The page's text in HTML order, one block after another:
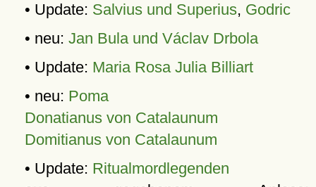
• Update: Salvius und Superius, Godric
• neu: Jan Bula und Václav Drbola
• Update: Maria Rosa Julia Billiart
• neu: Poma
Donatianus von Catalaunum
Domitianus von Catalaunum
• Update: Ritualmordlegenden